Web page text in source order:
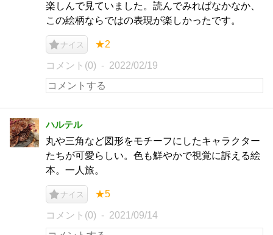
楽しんで見ていました。読んでみればなかなか、
この絵柄ならではの表現が楽しかったです。
ナイス ★2
コメント(0) 2022/02/19
ハルテル
丸や三角など図形をモチーフにしたキャラクター
たちが可愛らしい。色も鮮やかで視覚に訴える絵
本。一人旅。
ナイス ★5
コメント(0) 2021/09/14